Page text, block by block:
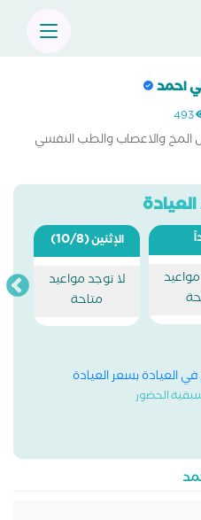
احمد
493
المخ والاعصاب والطب النفسي
الإثنين(10/8)
لا توجد مواعيد
متاحة
العيادة بسعر العيادة
الحضور